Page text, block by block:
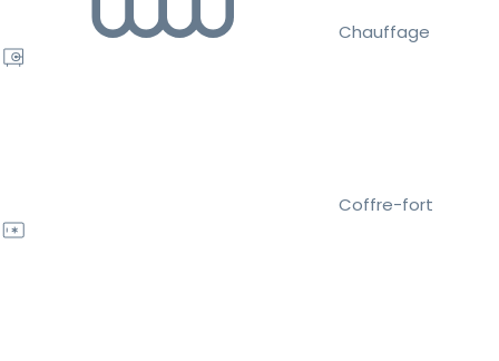
Chauffage
Coffre-fort